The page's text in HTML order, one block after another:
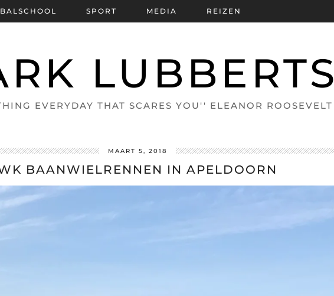
LUBBERTS
EVERYDAY THAT SCARES YOU'' ELEANOR ROOSEVELT
SPORT MEDIA REIZEN
MAART 5, 2018
BAANWIELRENNEN IN APELDOORN